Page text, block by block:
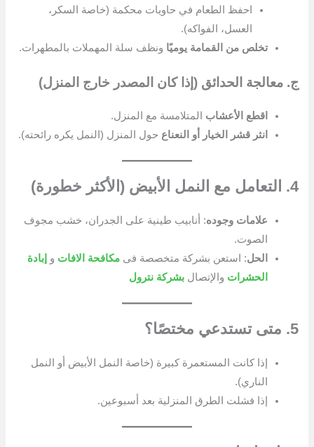
احفظ الطعام في حاويات محكمة (خاصة السكر،
العسل، الفواكه).
تخلص من القمامة يوميًا ونظف سلة المهملات بالمطهرات.
ج. معالجة الحدائق (إذا كان المصدر خارج المنزل)
اقطع الأعشاب المتلامسة مع المنزل.
انثر قشر الخيار أو النعناع حول المنزل (النمل يكره رائحته).
4. التعامل مع النمل الأبيض (الأكثر خطورة)
علامات وجوده: أنابيب طينية على الجدران، خشب مجوف
الصوت.
الحل: استعن بشركة متخصصة فىمكافحة الافات و إبادة
الحشرات والإتصالبشركة نترول
5. متى تستدعي مختصًا؟
إذا كانت المستعمرة كبيرة (خاصة النمل الأبيض أو النمل
الناري).
إذا فشلت الطرق المنزلية بعد أسبوعين.